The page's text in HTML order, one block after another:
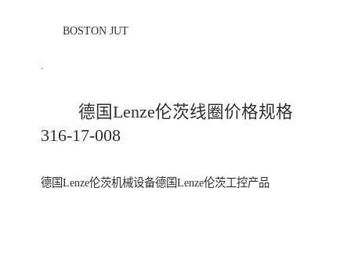
德国Lenze伦茨机械设备德国Lenze伦茨工控产品